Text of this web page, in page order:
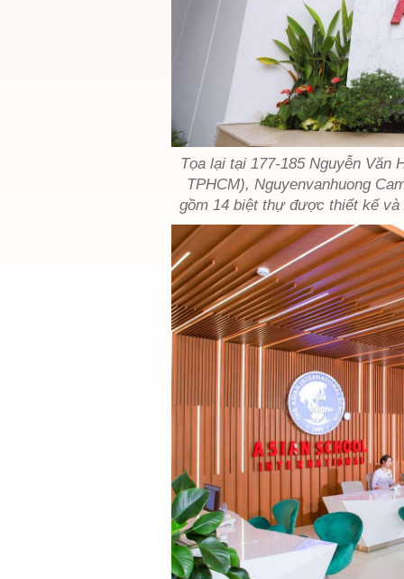
Tọa lại tại 177-185 Nguyễn
TPHCM), Nguyenvanhuong
gồm 14 biệt thự được thiết kế